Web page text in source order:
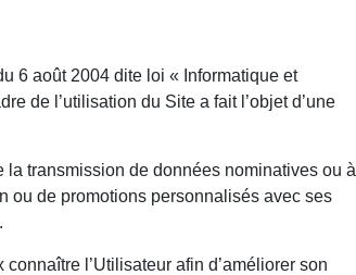
6 août 2004 dite loi « Informatique et
de l’utilisation du Site a fait l’objet d’une
la transmission de données nominatives ou à
ou de promotions personnalisés avec ses
l’Utilisateur afin d’améliorer son